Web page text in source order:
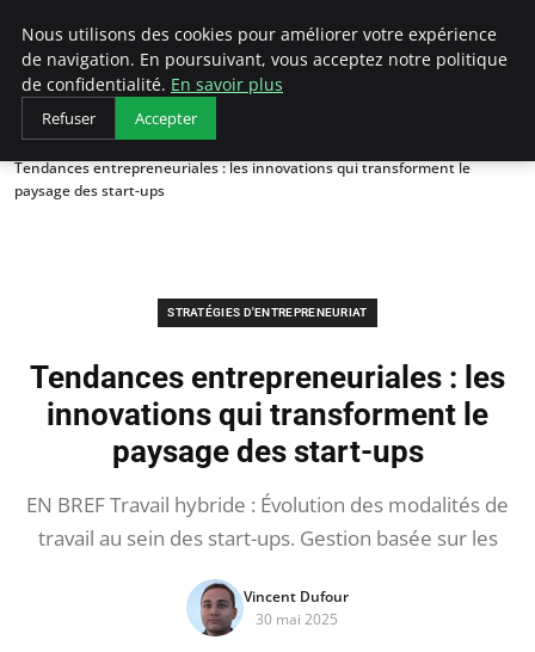
LECFCM
Accueil
Stratégies d'entrepreneuriat
Tendances entrepreneuriales : les innovations qui transforment le
paysage des start-ups
STRATÉGIES D'ENTREPRENEURIAT
Tendances entrepreneuriales : les
innovations qui transforment le
paysage des start-ups
EN BREF Travail hybride : Évolution des modalités de
travail au sein des start-ups. Gestion basée sur les
Vincent Dufour
30 mai 2025
Nous utilisons des cookies pour améliorer votre expérience
de navigation. En poursuivant, vous acceptez notre politique
de confidentialité. En savoir plus
Refuser Accepter